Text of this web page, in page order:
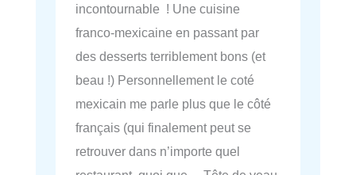
incontournable ! Une cuisine
franco-mexicaine en passant par
des desserts terriblement bons (et
beau !) Personnellement le coté
mexicain me parle plus que le côté
français (qui finalement peut se
retrouver dans n’importe quel